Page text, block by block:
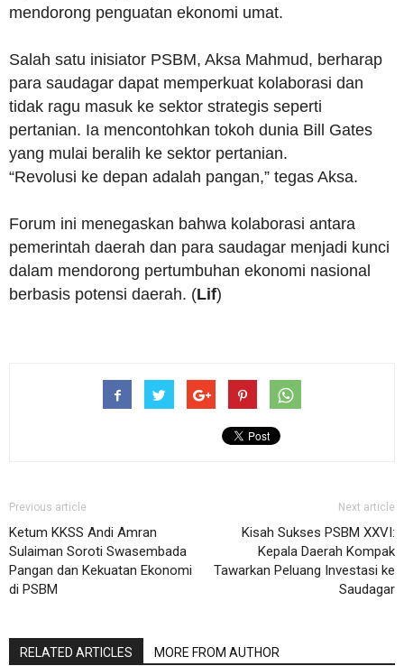
mendorong penguatan ekonomi umat.
Salah satu inisiator PSBM, Aksa Mahmud, berharap
para saudagar dapat memperkuat kolaborasi dan
tidak ragu masuk ke sektor strategis seperti
pertanian. Ia mencontohkan tokoh dunia Bill Gates
yang mulai beralih ke sektor pertanian.
“Revolusi ke depan adalah pangan,” tegas Aksa.
Forum ini menegaskan bahwa kolaborasi antara
pemerintah daerah dan para saudagar menjadi kunci
dalam mendorong pertumbuhan ekonomi nasional
berbasis potensi daerah. (Lif)
Previous article
Ketum KKSS Andi Amran
Sulaiman Soroti Swasembada
Pangan dan Kekuatan Ekonomi
di PSBM
Next article
Kisah Sukses PSBM XXVI:
Kepala Daerah Kompak
Tawarkan Peluang Investasi ke
Saudagar
RELATED ARTICLES MORE FROM AUTHOR